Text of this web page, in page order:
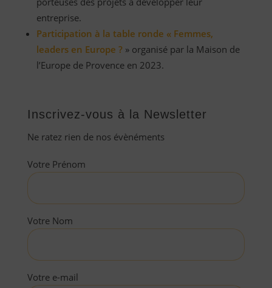
entreprise.
Participation à la table ronde « Femmes,
leaders en Europe ?» organisé par la Maison de
l’Europe de Provence en 2023.
Inscrivez-vous à la Newsletter
Ne ratez rien de nos évènéments
Votre Prénom
Votre Nom
Votre e-mail